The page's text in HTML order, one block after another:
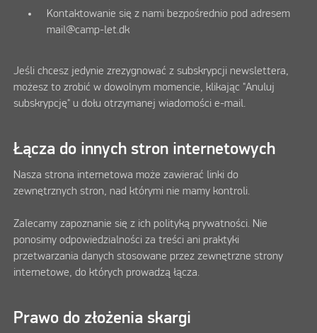
Kontaktowanie się z nami bezpośrednio pod adresem
mail@camp-let.dk
Jeśli chcesz jedynie zrezygnować z subskrypcji newslettera,
możesz to zrobić w dowolnym momencie, klikając "Anuluj
subskrypcję" u dołu otrzymanej wiadomości e-mail.
Łącza do innych stron internetowych
Nasza strona internetowa może zawierać linki do
zewnętrznych stron, nad którymi nie mamy kontroli.
Zalecamy zapoznanie się z ich polityką prywatności. Nie
ponosimy odpowiedzialności za treści ani praktyki
przetwarzania danych stosowane przez zewnętrzne strony
internetowe, do których prowadzą łącza.
Prawo do złożenia skargi